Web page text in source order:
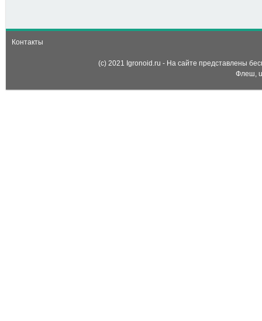
Контакты
(c) 2021 Igronoid.ru - На сайте представлены
Флеш,